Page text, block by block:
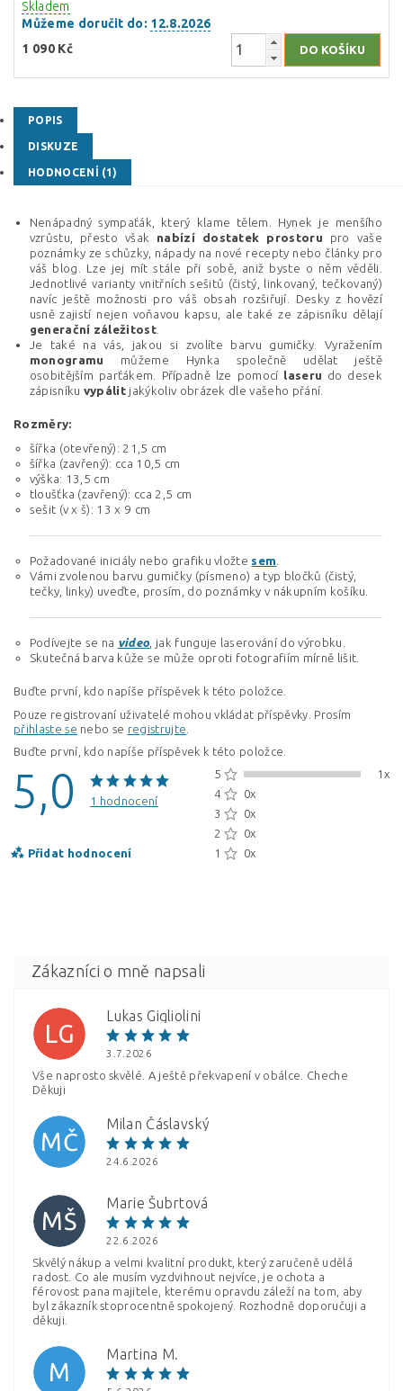
Skladem
Můžeme doručit do: 12.8.2026
1 090 Kč
POPIS
DISKUZE
HODNOCENÍ (1)
Nenápadný sympaťák, který klame tělem. Hynek je menšího
vzrůstu, přesto však nabízí dostatek prostoru pro vaše
poznámky ze schůzky, nápady na nové recepty nebo články pro
váš blog. Lze jej mít stále při sobě, aniž byste o něm věděli.
Jednotlivé varianty vnitřních sešitů (čistý, linkovaný, tečkovaný)
navíc ještě možnosti pro váš obsah rozšiřují. Desky z hovězí
usně zajistí nejen voňavou kapsu, ale také ze zápisníku dělají
generační záležitost.
Je také na vás, jakou si zvolíte barvu gumičky. Vyražením
monogramu můžeme Hynka společně udělat ještě
osobitějším parťákem. Případně lze pomocí laseru do desek
zápisníku vypálit jakýkoliv obrázek dle vašeho přání.
Rozměry:
šířka (otevřený): 21,5 cm
šířka (zavřený): cca 10,5 cm
výška: 13,5 cm
tloušťka (zavřený): cca 2,5 cm
sešit (v x š): 13 x 9 cm
Požadované iniciály nebo grafiku vložte sem
Vámi zvolenou barvu gumičky (písmeno) a typ bločků (čistý,
tečky, linky) uveďte, prosím, do poznámky v nákupním košíku.
Podívejte se na video , jak funguje laserování do výrobku.
Skutečná barva kůže se může oproti fotografiím mírně lišit.
Buďte první, kdo napíše příspěvek k této položce.
Pouze registrovaní uživatelé mohou vkládat příspěvky. Prosím
přihlaste se nebo se registrujte
Buďte první, kdo napíše příspěvek k této položce.
5,0 1 hodnocení
Přidat hodnocení
5
1x
4
0x
3
0x
2
0x
1
0x
Vložením hodnocení souhlasíte s
osobních údajů
LG
Lukas Gigliolini
3.7.2026
Vše naprosto skvělé. A ještě překvapení v obálce. Cheche
Děkuji
MČ
Milan Čáslavský
24.6.2026
MŠ
Marie Šubrtová
22.6.2026
Skvělý nákup a velmi kvalitní produkt, který zaručeně udělá
radost. Co ale musím vyzdvihnout nejvíce, je ochota a
férovost pana majitele, kterému opravdu záleží na tom, aby
byl zákazník stoprocentně spokojený. Rozhodně doporučuji a
děkuji.
M
Martina M.